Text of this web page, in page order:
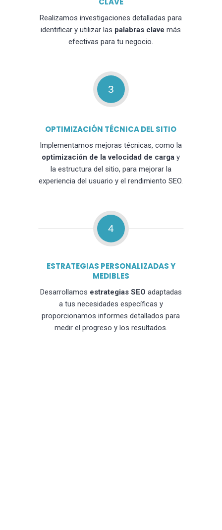
Realizamos investigaciones detalladas para
identificar y utilizar las palabras clave más
efectivas para tu negocio.
3
OPTIMIZACIÓN TÉCNICA DEL SITIO
Implementamos mejoras técnicas, como la
optimización de la velocidad de carga y
la estructura del sitio, para mejorar la
experiencia del usuario y el rendimiento SEO.
4
ESTRATEGIAS PERSONALIZADAS Y
MEDIBLES
Desarrollamos estrategias SEO adaptadas
a tus necesidades específicas y
proporcionamos informes detallados para
medir el progreso y los resultados.